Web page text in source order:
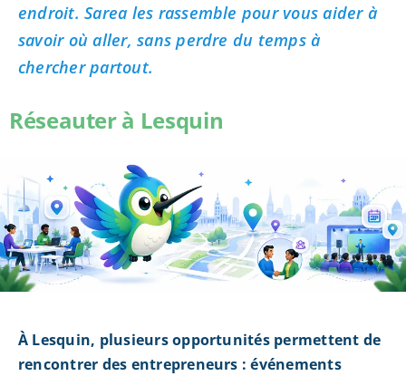
endroit. Sarea les rassemble pour vous aider à
savoir où aller, sans perdre du temps à
chercher partout.
Réseauter à Lesquin
À Lesquin, plusieurs opportunités permettent de
rencontrer des entrepreneurs : événements